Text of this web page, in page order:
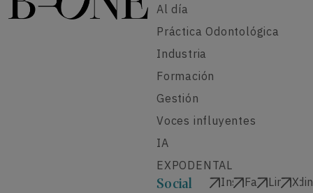
Al día
Práctica Odontológica
Industria
Formación
Gestión
Voces influyentes
IA
EXPODENTAL
Social Instagram
Facebook
X